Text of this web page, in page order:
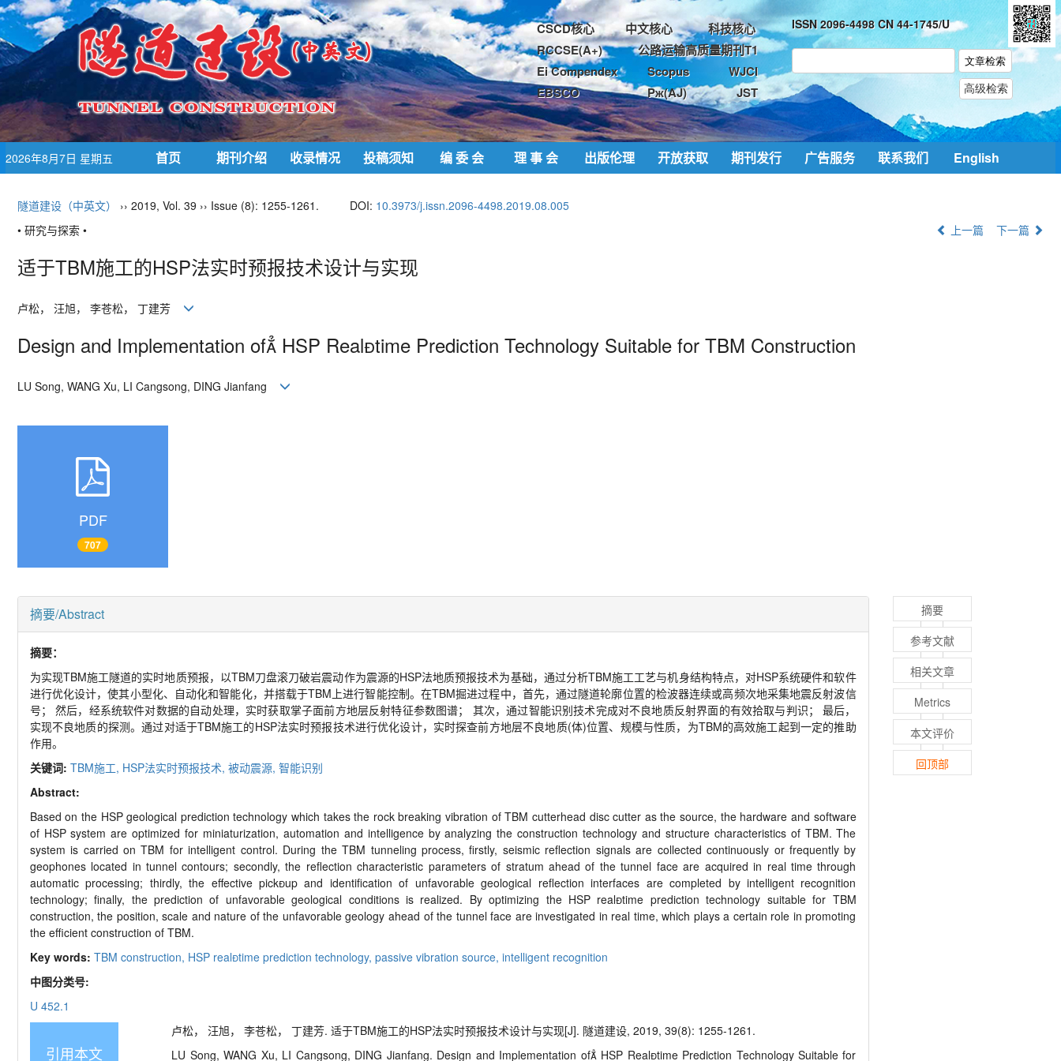
CSCD核心 中文核心
科技核心
RCCSE(A+)
公路运输高质量期刊T1
Ei Compendex
Scopus
WJCI
EBSCO
Pж(AJ) JST
ISSN 2096-4498 CN 44-1745/U
2026年8月7日 星期五 首页 期刊介绍 收录情况 投稿须知 编 委 会 理 事 会 出版伦理 开放获取 期刊发行 广告服务 联系我们 English
隧道建设（中英文） ›› 2019, Vol. 39 ›› Issue (8): 1255-1261. DOI: 10.3973/j.issn.2096-4498.2019.08.005
• 研究与探索 •
上一篇 下一篇
适于TBM施工的HSP法实时预报技术设计与实现
卢松， 汪旭， 李苍松， 丁建芳
Design and Implementation of HSP Realtime Prediction Technology Suitable for TBM Construction
LU Song, WANG Xu, LI Cangsong, DING Jianfang
PDF
707
摘要/Abstract
摘要：
为实现TBM施工隧道的实时地质预报，以TBM刀盘滚刀破岩震动作为震源的HSP法地质预报技术为基础，通过分析TBM施工工艺与机身结构特点，对HSP系统硬件和软件
进行优化设计，使其小型化、自动化和智能化，并搭载于TBM上进行智能控制。在TBM掘进过程中，首先，通过隧道轮廓位置的检波器连续或高频次地采集地震反射波信
号； 然后，经系统软件对数据的自动处理，实时获取掌子面前方地层反射特征参数图谱； 其次，通过智能识别技术完成对不良地质反射界面的有效拾取与判识； 最后，
实现不良地质的探测。通过对适于TBM施工的HSP法实时预报技术进行优化设计，实时探查前方地层不良地质(体)位置、规模与性质，为TBM的高效施工起到一定的推助
作用。
关键词: TBM施工, HSP法实时预报技术, 被动震源, 智能识别
Abstract:
Based on the HSP geological prediction technology which takes the rock breaking vibration of TBM cutterhead disc cutter as the source, the hardware and software
of HSP system are optimized for miniaturization, automation and intelligence by analyzing the construction technology and structure characteristics of TBM. The
system is carried on TBM for intelligent control. During the TBM tunneling process, firstly, seismic reflection signals are collected continuously or frequently by
geophones located in tunnel contours; secondly, the reflection characteristic parameters of stratum ahead of the tunnel face are acquired in real time through
automatic processing; thirdly, the effective pickup and identification of unfavorable geological reflection interfaces are completed by intelligent recognition
technology; finally, the prediction of unfavorable geological conditions is realized. By optimizing the HSP realtime prediction technology suitable for TBM
construction, the position, scale and nature of the unfavorable geology ahead of the tunnel face are investigated in real time, which plays a certain role in promoting
the efficient construction of TBM.
Key words: TBM construction, HSP realtime prediction technology, passive vibration source, intelligent recognition
中图分类号:
U 452.1
引用本文
卢松， 汪旭， 李苍松， 丁建芳. 适于TBM施工的HSP法实时预报技术设计与实现[J]. 隧道建设, 2019, 39(8): 1255-1261.
LU Song, WANG Xu, LI Cangsong, DING Jianfang. Design and Implementation of HSP Realtime Prediction Technology Suitable for
摘要
参考文献
相关文章
Metrics
本文评价
回顶部